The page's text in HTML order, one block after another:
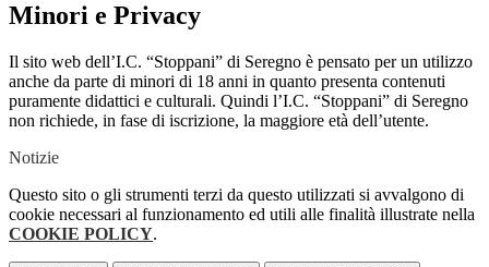
Minori e Privacy
Il sito web dell’I.C. “Stoppani” di Seregno è pensato per un utilizzo
anche da parte di minori di 18 anni in quanto presenta contenuti
puramente didattici e culturali. Quindi l’I.C. “Stoppani” di Seregno
non richiede, in fase di iscrizione, la maggiore età dell’utente.
Notizie
Questo sito o gli strumenti terzi da questo utilizzati si avvalgono di
cookie necessari al funzionamento ed utili alle finalità illustrate nella
COOKIE POLICY.